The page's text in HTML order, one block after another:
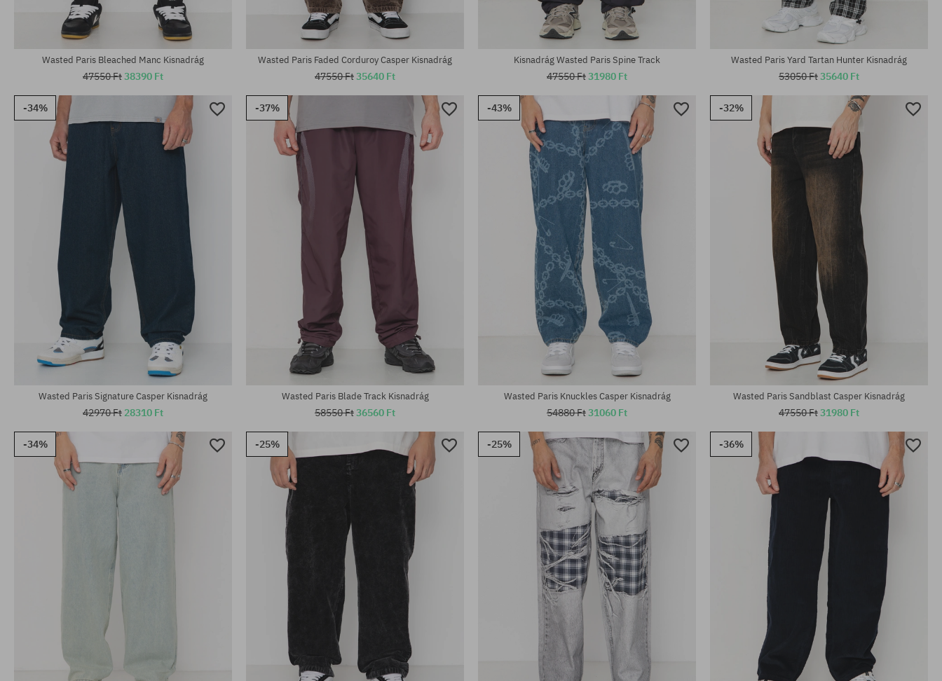
Elérhető méretek:
Wasted Paris Bleached Manc Kisnadrág
47550 Ft38390 Ft
Elérhető méretek:
32; 34; 36
Wasted Paris Faded Corduroy Casper Kisnadrág
47550 Ft35640 Ft
Elérhető méretek:
Kisnadrág Wasted Paris Spine Track
47550 Ft31980 Ft
Elérhető méretek:
Wasted Paris Yard Tartan Hunter Kisnadrág
53050 Ft35640 Ft
-34%
Wasted Paris Signature Casper Kisnadrág
42970 Ft 28310 Ft
-37%
Wasted Paris Blade Track Kisnadrág
58550 Ft36560 Ft
-43%
Wasted Paris Knuckles Casper Kisnadrág
54880 Ft31060 Ft
-32%
Wasted Paris Sandblast Casper Kisnadrág
47550 Ft31980 Ft
-34% -25% -25% -36%